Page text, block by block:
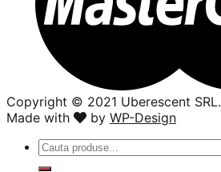
Copyright ©️ 2021 Uberescent SRL.
Made with
by WP-Design
Caută
după: